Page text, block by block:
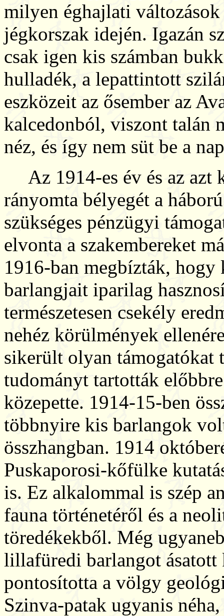
milyen éghajlati
jégkorszak idején. Igazán
csak igen kis számban
hulladék, a lepattintott
eszközeit az ősember az
kalcedonból, viszont talán
néz, és így nem süt be a
Az 1914-es év és az azt
rányomta bélyegét a
szükséges pénzügyi
elvonta a szakembereket
1916-ban megbízták, hogy
barlangjait iparilag
természetesen csekély
nehéz körülmények
sikerült olyan támogatókat
tudományt tartották
közepette. 1914-15-ben
többnyire kis barlangok
összhangban. 1914
Puskaporosi-kőfülke
is. Ez alkalommal is szép
fauna történetéről és a
töredékekből. Még
lillafüredi barlangot ásatott
pontosította a völgy
Szinva-patak ugyanis